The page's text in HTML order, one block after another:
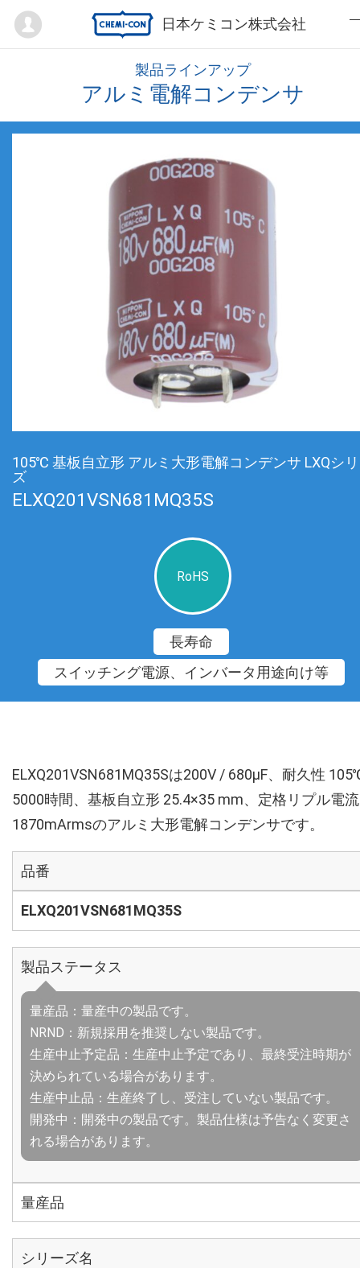
日本ケミコン株式会社
Mypage
製品ラインアップ
アルミ電解コンデンサ
105℃ 基板自立形 アルミ大形電解コンデンサ LXQシ
ズ
ELXQ201VSN681MQ35S
RoHS
長寿命
スイッチング電源、インバータ用途向け等
ELXQ201VSN681MQ35Sは200V / 680µF、耐久性
5000時間、基板自立形 25.4×35 mm、定格リプル電流
1870mArmsのアルミ大形電解コンデンサです。
品番
ELXQ201VSN681MQ35S
製品ステータス
量産品：量産中の製品です。
NRND：新規採用を推奨しない製品です。
生産中止予定品：生産中止予定であり、最終受注時期が
決められている場合があります。
生産中止品：生産終了し、受注していない製品です。
開発中：開発中の製品です。製品仕様は予告なく変更さ
れる場合があります。
量産品
シリーズ名